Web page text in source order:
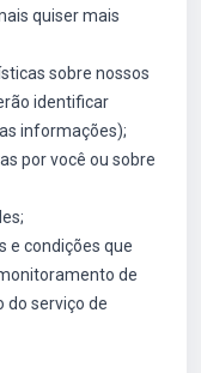
quiser mais
sobre nossos
identificar
informações);
por você ou sobre
e condições que
de
do serviço de